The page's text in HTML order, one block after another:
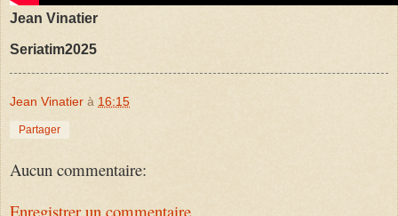
Jean Vinatier
Seriatim2025
Jean Vinatier à 16:15
Partager
Aucun commentaire:
Enregistrer un commentaire